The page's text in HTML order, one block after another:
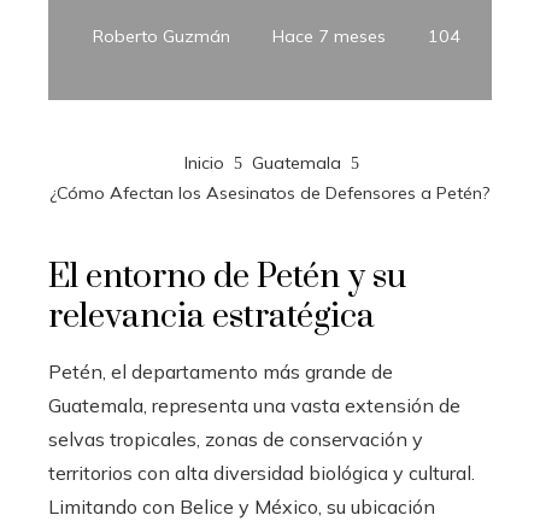
Roberto Guzmán Hace 7 meses 104
Inicio
Guatemala
¿Cómo Afectan los Asesinatos de Defensores a Petén?
El entorno de Petén y su
relevancia estratégica
Petén, el departamento más grande de
Guatemala, representa una vasta extensión de
selvas tropicales, zonas de conservación y
territorios con alta diversidad biológica y cultural.
Limitando con Belice y México, su ubicación